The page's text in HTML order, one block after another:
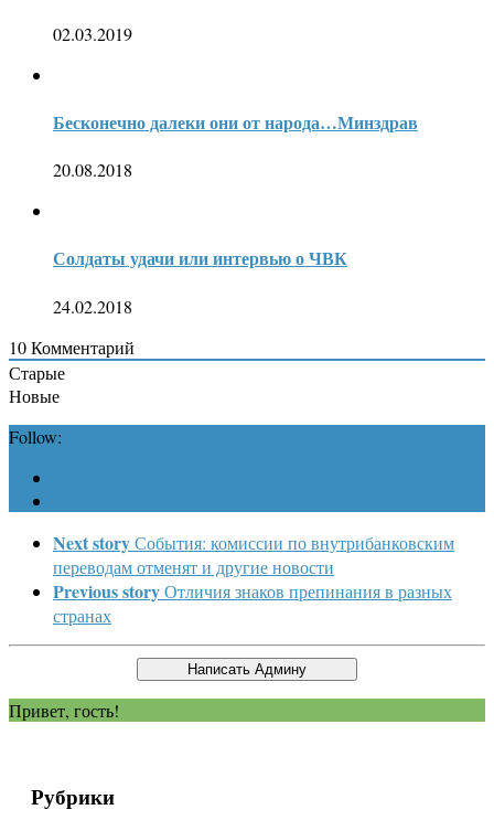
02.03.2019
Бесконечно далеки они от народа…Минздрав
20.08.2018
Солдаты удачи или интервью о ЧВК
24.02.2018
10Комментарий
Старые
Новые
Follow:
Next storyСобытия: комиссии по внутрибанковским
переводам отменят и другие новости
Previous storyОтличия знаков препинания в разных
странах
Привет, гость!
Рубрики